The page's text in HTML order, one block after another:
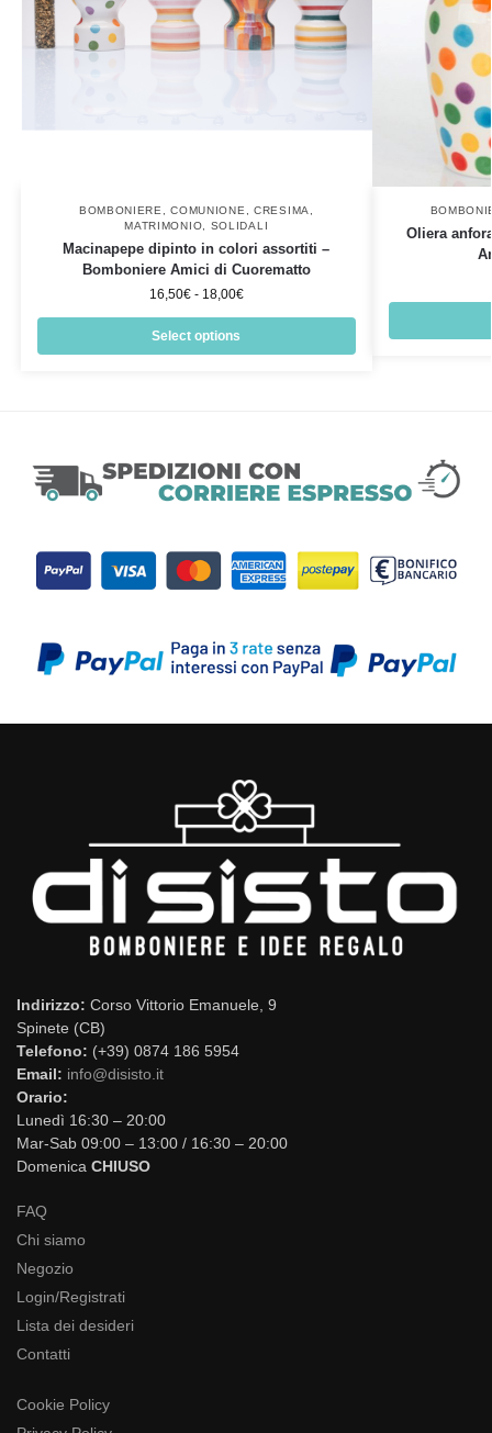
BOMBONIERE,COMUNIONE, CRESIMA,
MATRIMONIO, SOLIDALI
Macinapepe dipinto in colori assortiti –
Bomboniere Amici di Cuorematto
16,50€ - 18,00€
Select options
Oliera
Indirizzo: Corso Vittorio Emanuele, 9
Spinete (CB)
Telefono: (+39) 0874 186 5954
Email: info@disisto.it
Orario:
Lunedì 16:30 – 20:00
Mar-Sab 09:00 – 13:00 / 16:30 – 20:00
Domenica CHIUSO
FAQ
Chi siamo
Negozio
Login/Registrati
Lista dei desideri
Contatti
Cookie Policy